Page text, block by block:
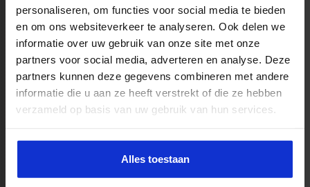
personaliseren, om functies voor social media te bieden
en om ons websiteverkeer te analyseren. Ook delen we
informatie over uw gebruik van onze site met onze
partners voor social media, adverteren en analyse. Deze
partners kunnen deze gegevens combineren met andere
informatie die u aan ze heeft verstrekt of die ze hebben
verzameld op basis van uw gebruik van hun services.
Alles toestaan
Productaanbod
Actueel inzicht in waterbeheer en -
beleid